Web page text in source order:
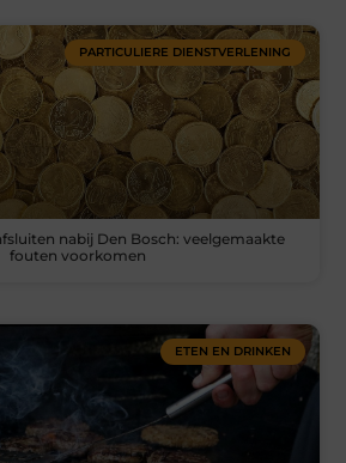
PARTICULIERE DIENSTVERLENING
nabij Den Bosch: veelgemaakte
fouten voorkomen
ETEN EN DRINKEN